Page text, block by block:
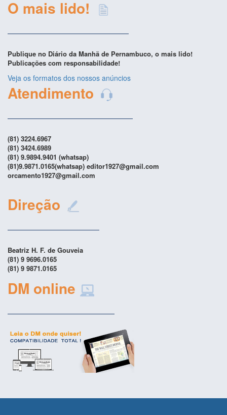
O mais lido!
Publique no Diário da Manhã de Pernambuco, o mais lido!
Publicações com responsabilidade!
Veja os formatos dos nossos anúncios
Atendimento
(81) 3224.6967
(81) 3424.6989
(81) 9.9894.9401 (whatsap)
(81)9.9871.0165(whatsap) editor1927@gmail.com
orcamento1927@gmail.com
Direção
Beatriz H. F. de Gouveia
(81) 9 9696.0165
(81) 9 9871.0165
DM online